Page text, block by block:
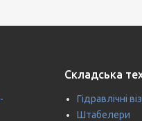
Складська
Гідравлічні
Штабелери